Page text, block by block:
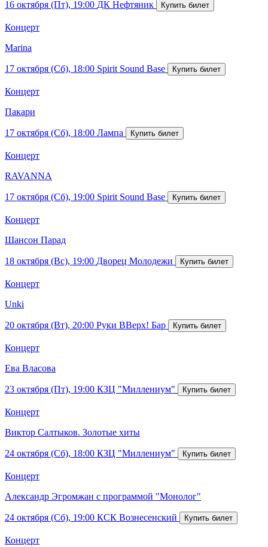
16 октября (Пт), 19:00 ДК Нефтяник
Концерт
Marina
17 октября (Сб), 18:00 Spirit Sound Base
Концерт
Пакари
17 октября (Сб), 18:00 Лампа
Концерт
RAVANNA
17 октября (Сб), 19:00 Spirit Sound Base
Концерт
Шансон Парад
18 октября (Вс), 19:00 Дворец Молодежи
Концерт
Unki
20 октября (Вт), 20:00 Руки ВВерх! Бар
Концерт
Ева Власова
23 октября (Пт), 19:00 КЗЦ "Миллениум"
Концерт
Виктор Салтыков. Золотые хиты
24 октября (Сб), 18:00 КЗЦ "Миллениум"
Концерт
Александр Эгромжан с программой "Монолог"
24 октября (Сб), 19:00 КСК Вознесенский
Концерт